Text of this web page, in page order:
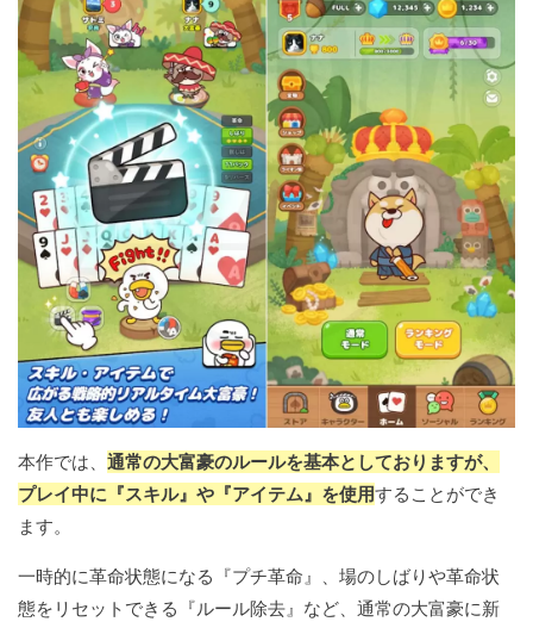
本作では、 通常の大富豪のルールを基本としておりますが、
プレイ中に『スキル』や『アイテム』を使用することができ
ます。
一時的に革命状態になる『プチ革命』、場のしばりや革命状
態をリセットできる『ルール除去』など、通常の大富豪に新